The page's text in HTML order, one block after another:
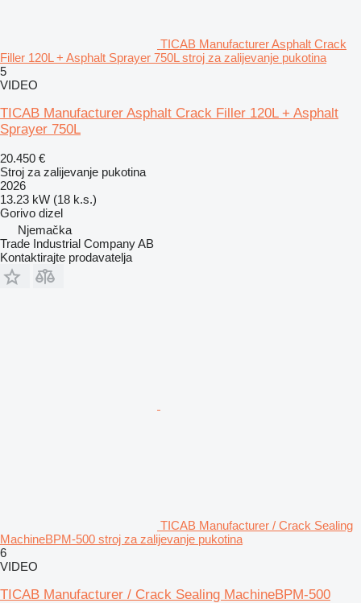
TICAB Manufacturer Asphalt Crack
Filler 120L + Asphalt Sprayer 750L stroj za zalijevanje pukotina
5
VIDEO
TICAB Manufacturer Asphalt Crack Filler 120L + Asphalt
Sprayer 750L
20.450 €
Stroj za zalijevanje pukotina
2026
13.23 kW (18 k.s.)
Gorivo dizel
Njemačka
Trade Industrial Company AB
Kontaktirajte prodavatelja
TICAB Manufacturer / Crack Sealing
MachineBPM-500 stroj za zalijevanje pukotina
6
VIDEO
TICAB Manufacturer / Crack Sealing MachineBPM-500